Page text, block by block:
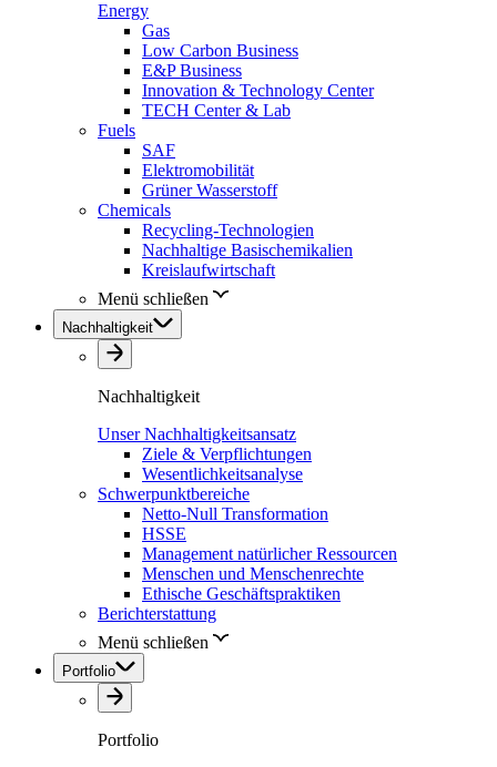
Energy
Gas
Low Carbon Business
E&P Business
Innovation & Technology Center
TECH Center & Lab
Fuels
SAF
Elektromobilität
Grüner Wasserstoff
Chemicals
Recycling-Technologien
Nachhaltige Basischemikalien
Kreislaufwirtschaft
Menü schließen
Nachhaltigkeit
Nachhaltigkeit
Unser Nachhaltigkeitsansatz
Ziele & Verpflichtungen
Wesentlichkeitsanalyse
Schwerpunktbereiche
Netto-Null Transformation
HSSE
Management natürlicher Ressourcen
Menschen und Menschenrechte
Ethische Geschäftspraktiken
Berichterstattung
Menü schließen
Portfolio
Portfolio